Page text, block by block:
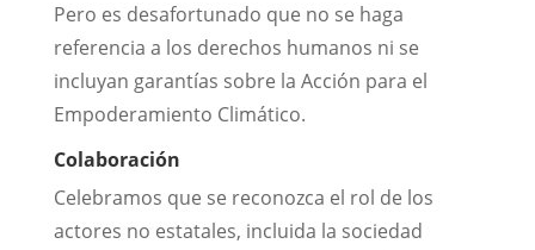
Pero es desafortunado que no se haga
referencia a los derechos humanos ni se
incluyan garantías sobre la Acción para el
Empoderamiento Climático.
Colaboración
Celebramos que se reconozca el rol de los
actores no estatales, incluida la sociedad